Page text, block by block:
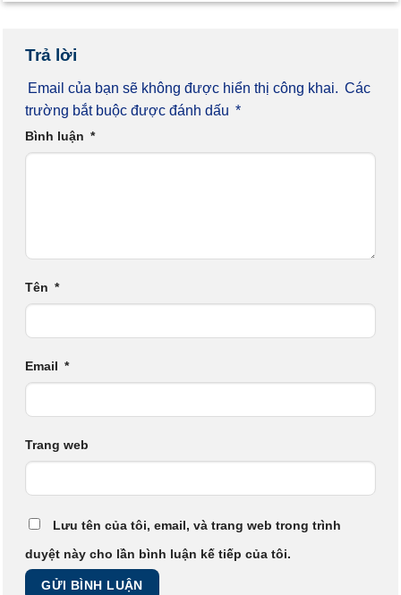
Trả lời
Email của bạn sẽ không được hiển thị công khai. Các
trường bắt buộc được đánh dấu *
Bình luận *
Tên *
Email *
Trang web
Lưu tên của tôi, email, và trang web trong trình
duyệt này cho lần bình luận kế tiếp của tôi.